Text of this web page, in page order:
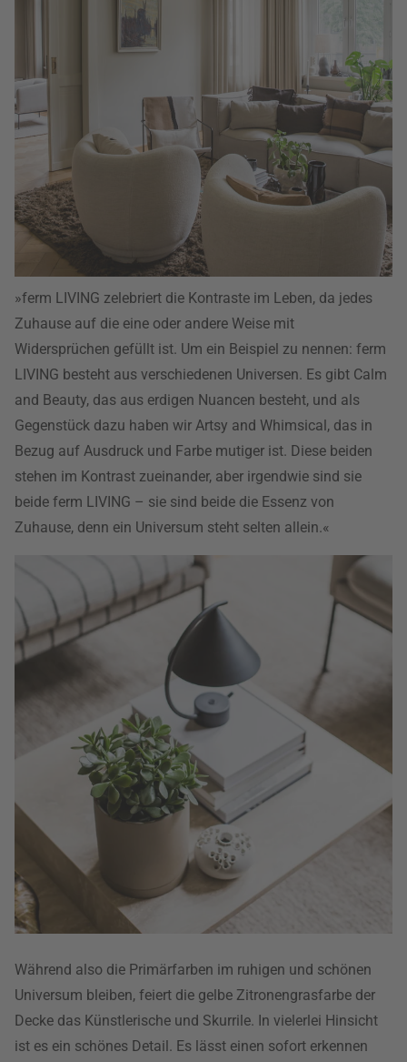
»ferm LIVING zelebriert die Kontraste im Leben, da jedes
Zuhause auf die eine oder andere Weise mit
Widersprüchen gefüllt ist. Um ein Beispiel zu nennen: ferm
LIVING besteht aus verschiedenen Universen. Es gibt Calm
and Beauty, das aus erdigen Nuancen besteht, und als
Gegenstück dazu haben wir Artsy and Whimsical, das in
Bezug auf Ausdruck und Farbe mutiger ist. Diese beiden
stehen im Kontrast zueinander, aber irgendwie sind sie
beide ferm LIVING – sie sind beide die Essenz von
Zuhause, denn ein Universum steht selten allein.«
Während also die Primärfarben im ruhigen und schönen
Universum bleiben, feiert die gelbe Zitronengrasfarbe der
Decke das Künstlerische und Skurrile. In vielerlei Hinsicht
ist es ein schönes Detail. Es lässt einen sofort erkennen